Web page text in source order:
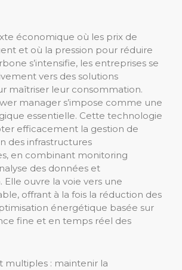
économique où les prix de
et où la pression pour réduire
s’intensifie, les entreprises se
vers des solutions
maîtriser leur consommation.
manager s’impose comme une
essentielle. Cette technologie
efficacement la gestion de
des infrastructures
en combinant monitoring
des données et
Elle ouvre la voie vers une
offrant à la fois la réduction des
énergétique basée sur
fine et en temps réel des
multiples : maintenir la